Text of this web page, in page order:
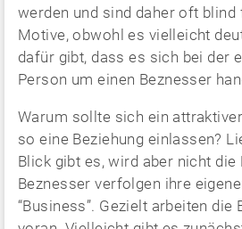
werden und sind daher oft
Motive, obwohl es vielleicht
dafür gibt, dass es sich bei der
Person um einen Beznesser
Warum sollte sich ein
so eine Beziehung einlassen?
Blick gibt es, wird aber nicht die
Beznesser verfolgen ihre
“Business”. Gezielt arbeiten die